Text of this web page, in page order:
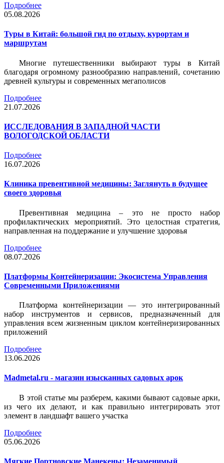
Подробнее
05.08.2026
Туры в Китай: большой гид по отдыху, курортам и
маршрутам
Многие путешественники выбирают туры в Китай
благодаря огромному разнообразию направлений, сочетанию
древней культуры и современных мегаполисов
Подробнее
21.07.2026
ИССЛЕДОВАНИЯ В ЗАПАДНОЙ ЧАСТИ
ВОЛОГОДСКОЙ ОБЛАСТИ
Подробнее
16.07.2026
Клиника превентивной медицины: Заглянуть в будущее
своего здоровья
Превентивная медицина – это не просто набор
профилактических мероприятий. Это целостная стратегия,
направленная на поддержание и улучшение здоровья
Подробнее
08.07.2026
Платформы Контейнеризации: Экосистема Управления
Современными Приложениями
Платформа контейнеризации — это интегрированный
набор инструментов и сервисов, предназначенный для
управления всем жизненным циклом контейнеризированных
приложений
Подробнее
13.06.2026
Madmetal.ru - магазин изысканных садовых арок
В этой статье мы разберем, какими бывают садовые арки,
из чего их делают, и как правильно интегрировать этот
элемент в ландшафт вашего участка
Подробнее
05.06.2026
Мягкие Портновские Манекены: Незаменимый